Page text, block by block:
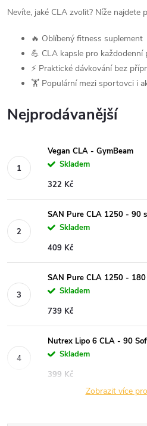
Nevíte, jaké CLA zvolit? Níže najdete
🔥 Oblíbený fitness suplement
💪 CLA kapsle pro každodenní
⚡ Praktické dávkování bez
🏋️ Populární mezi sportovci i
Nejprodávanější
Vegan CLA - GymBeam
Skladem
322 Kč
SAN Pure CLA 1250 - 90
Skladem
409 Kč
SAN Pure CLA 1250 -
Skladem
739 Kč
Nutrex Lipo 6 CLA - 90
Skladem
399 Kč
Zobrazit více